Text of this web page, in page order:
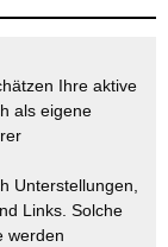
Ihre aktive
als eigene
Unterstellungen,
Links. Solche
werden